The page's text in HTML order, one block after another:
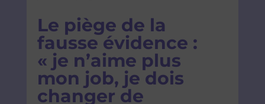
Le piège de la
fausse évidence :
« je n’aime plus
mon job, je dois
changer de